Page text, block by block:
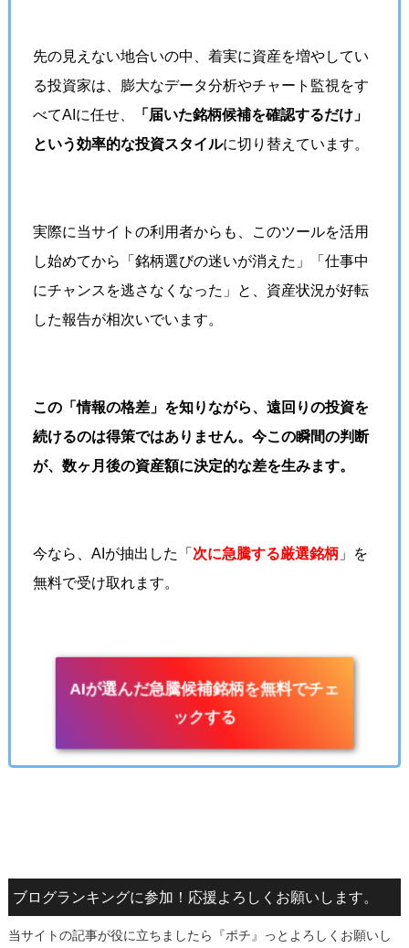
先の見えない地合いの中、着実に資産を増やしてい
る投資家は、膨大なデータ分析やチャート監視をす
べてAIに任せ、
「届いた銘柄候補を確認するだけ」
という効率的な投資スタイルに切り替えています。
実際に当サイトの利用者からも、このツールを活用
し始めてから「銘柄選びの迷いが消えた」「仕事中
にチャンスを逃さなくなった」と、資産状況が好転
した報告が相次いでいます。
この「情報の格差」を知りながら、遠回りの投資を
続けるのは得策ではありません。今この瞬間の判断
が、数ヶ月後の資産額に決定的な差を生みます。
今なら、AIが抽出した「 次に急騰する厳選銘柄」を
無料で受け取れます。
AIが選んだ急騰候補銘柄を無料でチェ
ックする
ブログランキングに参加！応援よろしくお願いします。
当サイトの記事が役に立ちましたら『ポチ』っとよろしくお願いし